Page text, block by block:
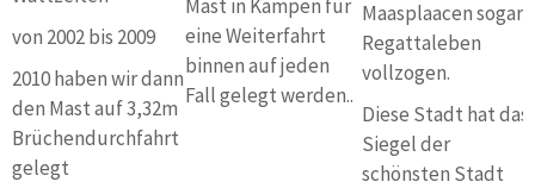
von 2002 bis 2009
2010 haben wir dann
den Mast auf 3,32m
Brüchendurchfahrt
gelegt
Mast in Kampen für
eine Weiterfahrt
binnen auf jeden
Fall gelegt werden..
Maasplaacen sogar
Regattaleben
vollzogen.
Diese Stadt hat das
Siegel der
schönsten Stadt